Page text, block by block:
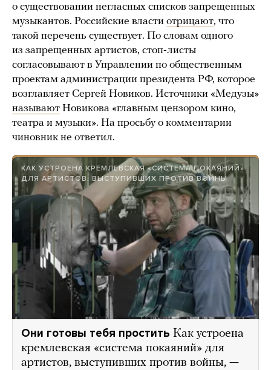
о существовании негласных списков запрещенных
музыкантов. Российские власти отрицают, что
такой перечень существует. По словам одного
из запрещенных артистов, стоп-листы
согласовывают в Управлении по общественным
проектам администрации президента РФ, которое
возглавляет Сергей Новиков. Источники «Медузы»
называют Новикова «главным цензором кино,
театра и музыки». На просьбу о комментарии
чиновник не ответил.
КАК УСТРОЕНА КРЕМЛЕВСКАЯ «СИСТЕМА ПОКАЯНИЙ»
ДЛЯ АРТИСТОВ, ВЫСТУПИВШИХ ПРОТИВ ВОЙНЫ
Они готовы тебя простить Как устроена
кремлевская «система покаяний» для
артистов, выступивших против войны, —